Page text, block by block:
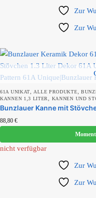
Produkt
Produkt Farbe
Produkt Form
Produkt Füllmenge
Zur
Zur
61A UNIKAT ALLE PRODUKTE
KANNEN 1,3 LITER KANNEN UND
Bunzlauer Kanne mit
88,80 €
nicht verfügbar
Zur
Zur